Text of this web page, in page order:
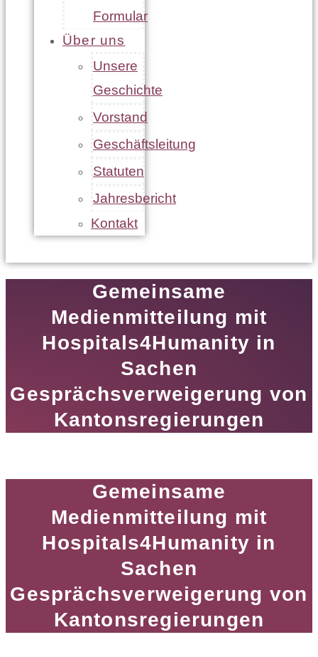
Formular
Über uns
Unsere
Geschichte
Vorstand
Geschäftsleitung
Statuten
Jahresbericht
Kontakt
Gemeinsame
Medienmitteilung mit
Hospitals4Humanity in
Sachen
Gesprächsverweigerung von
Kantonsregierungen
Gemeinsame
Medienmitteilung mit
Hospitals4Humanity in
Sachen
Gesprächsverweigerung von
Kantonsregierungen